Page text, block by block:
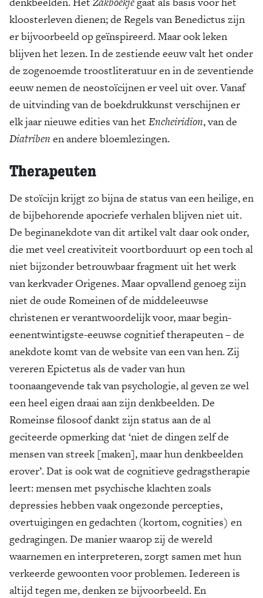
kloosterleven dienen; de Regels van Benedictus zijn
er bijvoorbeeld op geïnspireerd. Maar ook leken
blijven het lezen. In de zestiende eeuw valt het onder
de zogenoemde troostliteratuur en in de zeventiende
eeuw nemen de neostoïcijnen er veel uit over. Vanaf
de uitvinding van de boekdrukkunst verschijnen er
elk jaar nieuwe edities van het Encheiridion, van de
Diatriben en andere bloemlezingen.
Therapeuten
De stoïcijn krijgt zo bijna de status van een heilige, en
de bijbehorende apocriefe verhalen blijven niet uit.
De beginanekdote van dit artikel valt daar ook onder,
die met veel creativiteit voortborduurt op een toch al
niet bijzonder betrouwbaar fragment uit het werk
van kerkvader Origenes. Maar opvallend genoeg zijn
niet de oude Romeinen of de middeleeuwse
christenen er verantwoordelijk voor, maar begin-
eenentwintigste-eeuwse cognitief therapeuten – de
anekdote komt van de website van een van hen. Zij
vereren Epictetus als de vader van hun
toonaangevende tak van psychologie, al geven ze wel
een heel eigen draai aan zijn denkbeelden. De
Romeinse filosoof dankt zijn status aan de al
geciteerde opmerking dat ‘niet de dingen zelf de
mensen van streek [maken], maar hun denkbeelden
erover’. Dat is ook wat de cognitieve gedragstherapie
leert: mensen met psychische klachten zoals
depressies hebben vaak ongezonde percepties,
overtuigingen en gedachten (kortom, cognities) en
gedragingen. De manier waarop zij de wereld
waarnemen en interpreteren, zorgt samen met hun
verkeerde gewoonten voor problemen. Iedereen is
altijd tegen me, denken ze bijvoorbeeld. En